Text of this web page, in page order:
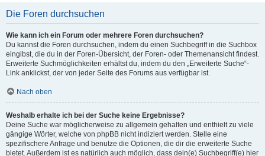
Die Foren durchsuchen
Wie kann ich ein Forum oder mehrere Foren durchsuchen?
Du kannst die Foren durchsuchen, indem du einen Suchbegriff in die Suchbox
eingibst, die du in der Foren-Übersicht, der Foren- oder Themenansicht findest.
Erweiterte Suchmöglichkeiten erhältst du, indem du den „Erweiterte Suche“-
Link anklickst, der von jeder Seite des Forums aus verfügbar ist.
Nach oben
Weshalb erhalte ich bei der Suche keine Ergebnisse?
Deine Suche war möglicherweise zu allgemein gehalten und enthielt zu viele
gängige Wörter, welche von phpBB nicht indiziert werden. Stelle eine
spezifischere Anfrage und benutze die Optionen, die dir die erweiterte Suche
bietet. Außerdem ist es natürlich auch möglich, dass dein(e) Suchbegriff(e) hier